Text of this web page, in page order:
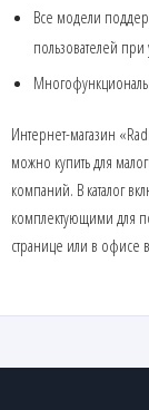
Все модели
пользователей
Интернет-магазин
можно купить для
компаний. В каталог
комплектующими для
странице или в офисе